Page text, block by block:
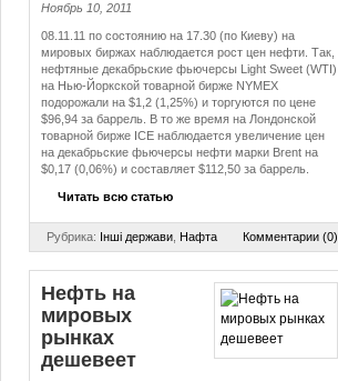
Ноябрь 10, 2011
08.11.11 по состоянию на 17.30 (по Киеву) на
мировых биржах наблюдается рост цен нефти. Так,
нефтяные декабрьские фьючерсы Light Sweet (WTI)
на Нью-Йоркской товарной бирже NYMEX
подорожали на $1,2 (1,25%) и торгуются по цене
$96,94 за баррель. В то же время на Лондонской
товарной бирже ICE наблюдается увеличение цен
на декабрьские фьючерсы нефти марки Brent на
$0,17 (0,06%) и составляет $112,50 за баррель.
Читать всю статью
Рубрика: Інші держави Нафта Комментарии (0)
Нефть на
мировых
рынках
дешевеет